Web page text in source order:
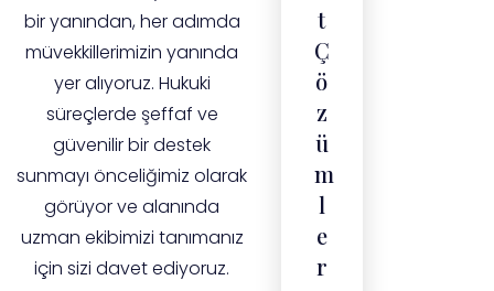
bir yanından, her adımda
müvekkillerimizin yanında
yer alıyoruz. Hukuki
süreçlerde şeffaf ve
güvenilir bir destek
sunmayı önceliğimiz olarak
görüyor ve alanında
uzman ekibimizi tanımanız
için sizi davet ediyoruz.
t
Ç
ö
z
ü
m
l
e
r